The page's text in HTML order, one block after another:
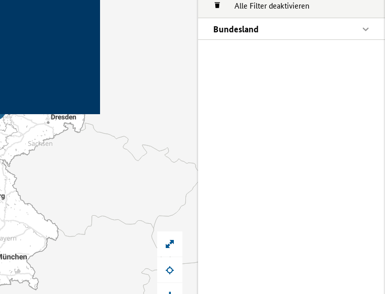
Alle Filter deaktivieren
Bundesland